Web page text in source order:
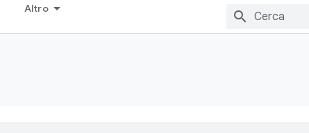
Altro